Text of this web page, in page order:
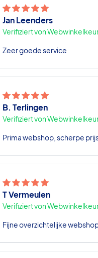
Jan Leenders
Verifiziert von
Zeer goede service
B. Terlingen
Verifiziert von
Prima webshop, scherpe
T Vermeulen
Verifiziert von
Fijne overzichtelijke